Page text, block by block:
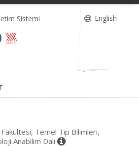
Sistemi English
Fakültesi, Temel Tıp Bilimleri,
Anabilim Dalı